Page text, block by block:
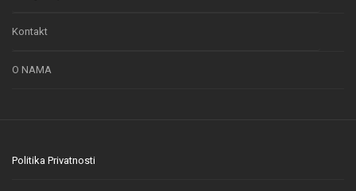
Kontakt
O NAMA
Politika Privatnosti